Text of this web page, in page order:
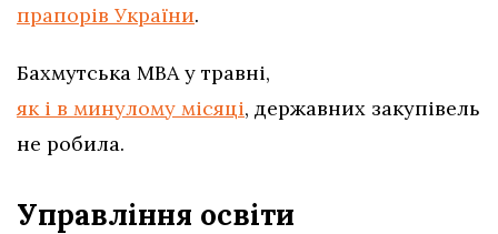
прапорів України.
Бахмутська МВА у травні,
як і в минулому місяці, державних закупівель
не робила.
Управління освіти